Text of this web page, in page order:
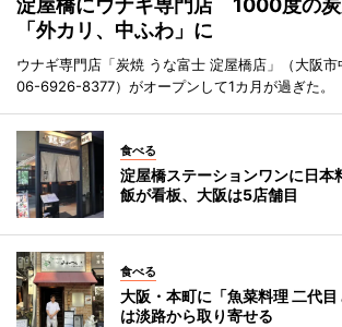
淀屋橋にウナギ専門店 1000度の
「外カリ、中ふわ」に
ウナギ専門店「炭焼 うな富士 淀屋橋店」（大阪
06-6926-8377）がオープンして1カ月が過ぎた。
食べる
淀屋橋ステーションワンに日
飯が看板、大阪は5店舗目
食べる
大阪・本町に「魚菜料理 二代
は淡路から取り寄せる